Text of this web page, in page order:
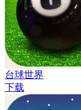
台球世界
下载